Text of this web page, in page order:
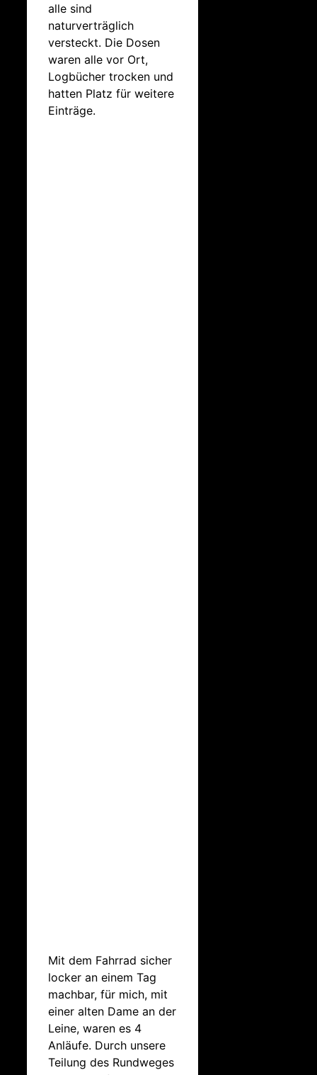
alle sind
naturverträglich
versteckt. Die Dosen
waren alle vor Ort,
Logbücher trocken und
hatten Platz für weitere
Einträge.
Mit dem Fahrrad sicher
locker an einem Tag
machbar, für mich, mit
einer alten Dame an der
Leine, waren es 4
Anläufe. Durch unsere
Teilung des Rundweges